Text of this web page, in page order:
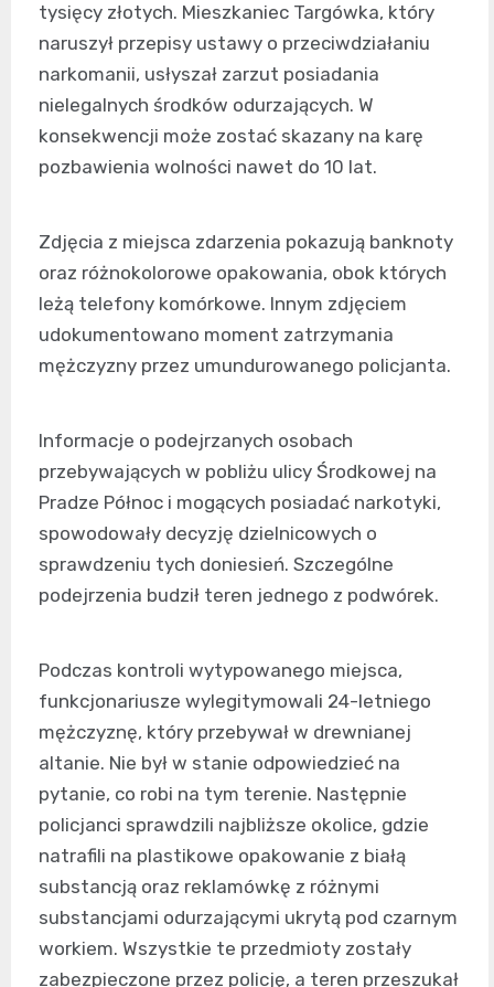
tysięcy złotych. Mieszkaniec Targówka, który
naruszył przepisy ustawy o przeciwdziałaniu
narkomanii, usłyszał zarzut posiadania
nielegalnych środków odurzających. W
konsekwencji może zostać skazany na karę
pozbawienia wolności nawet do 10 lat.
Zdjęcia z miejsca zdarzenia pokazują banknoty
oraz różnokolorowe opakowania, obok których
leżą telefony komórkowe. Innym zdjęciem
udokumentowano moment zatrzymania
mężczyzny przez umundurowanego policjanta.
Informacje o podejrzanych osobach
przebywających w pobliżu ulicy Środkowej na
Pradze Północ i mogących posiadać narkotyki,
spowodowały decyzję dzielnicowych o
sprawdzeniu tych doniesień. Szczególne
podejrzenia budził teren jednego z podwórek.
Podczas kontroli wytypowanego miejsca,
funkcjonariusze wylegitymowali 24-letniego
mężczyznę, który przebywał w drewnianej
altanie. Nie był w stanie odpowiedzieć na
pytanie, co robi na tym terenie. Następnie
policjanci sprawdzili najbliższe okolice, gdzie
natrafili na plastikowe opakowanie z białą
substancją oraz reklamówkę z różnymi
substancjami odurzającymi ukrytą pod czarnym
workiem. Wszystkie te przedmioty zostały
zabezpieczone przez policję, a teren przeszukał